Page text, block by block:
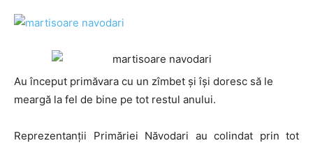
Au început primăvara cu un zîmbet și își doresc să le
meargă la fel de bine pe tot restul anului.
Reprezentanții Primăriei Năvodari au colindat prin tot